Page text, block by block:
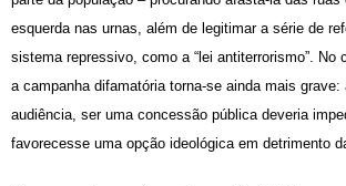
esquerda nas urnas, além de legitimar a série de
sistema repressivo, como a “lei antiterrorismo”. No
a campanha difamatória torna-se ainda mais grave:
audiência, ser uma concessão pública deveria
favorecesse uma opção ideológica em detrimento